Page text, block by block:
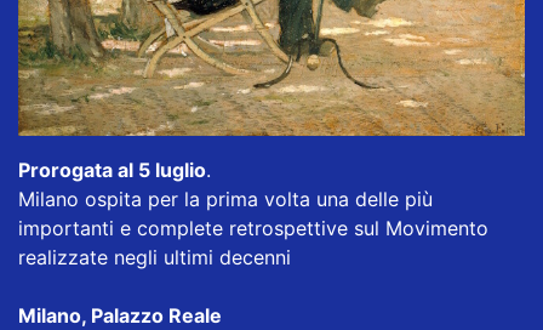
Prorogata al 5 luglio.
Milano ospita per la prima volta una delle più
importanti e complete retrospettive sul Movimento
realizzate negli ultimi decenni
Milano, Palazzo Reale